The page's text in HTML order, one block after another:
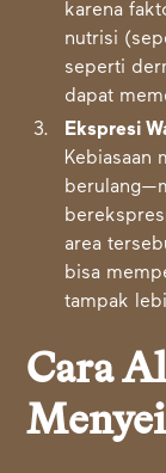
karena
nutrisi
seperti
dapat
Ekspresi
Kebiasaan
area
bisa
tampak
Cara